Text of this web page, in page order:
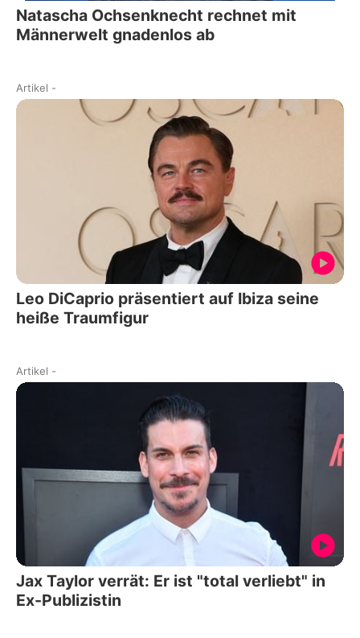
Natascha Ochsenknecht rechnet mit
Männerwelt gnadenlos ab
Artikel -
Leo DiCaprio präsentiert auf Ibiza seine
heiße Traumfigur
Artikel -
Jax Taylor verrät: Er ist "total verliebt" in
Ex-Publizistin